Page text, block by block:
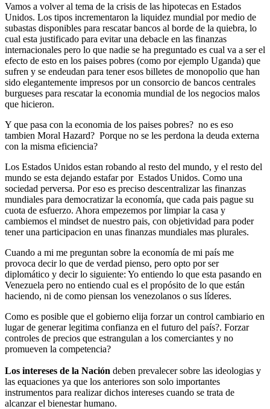
Vamos a volver al tema de la crisis de las hipotecas en Estados
Unidos. Los tipos incrementaron la liquidez mundial por medio de
subastas disponibles para rescatar bancos al borde de la quiebra, lo
cual esta justificado para evitar una debacle en las finanzas
internacionales pero lo que nadie se ha preguntado es cual va a ser el
efecto de esto en los paises pobres (como por ejemplo Uganda) que
sufren y se endeudan para tener esos billetes de monopolio que han
sido elegantemente impresos por un consorcio de bancos centrales
burgueses para rescatar la economia mundial de los negocios malos
que hicieron.
Y que pasa con la economia de los paises pobres? no es eso
tambien Moral Hazard? Porque no se les perdona la deuda externa
con la misma eficiencia?
Los Estados Unidos estan robando al resto del mundo, y el resto del
mundo se esta dejando estafar por Estados Unidos. Como una
sociedad perversa. Por eso es preciso descentralizar las finanzas
mundiales para democratizar la economía, que cada pais pague su
cuota de esfuerzo. Ahora empezemos por limpiar la casa y
cambiemos el mindset de nuestro pais, con objetividad para poder
tener una participacion en unas finanzas mundiales mas plurales.
Cuando a mi me preguntan sobre la economía de mi país me
provoca decir lo que de verdad pienso, pero opto por ser
diplomático y decir lo siguiente: Yo entiendo lo que esta pasando en
Venezuela pero no entiendo cual es el propósito de lo que están
haciendo, ni de como piensan los venezolanos o sus líderes.
Como es posible que el gobierno elija forzar un control cambiario en
lugar de generar legitima confianza en el futuro del país?. Forzar
controles de precios que estrangulan a los comerciantes y no
promueven la competencia?
Los intereses de la Nación deben prevalecer sobre las ideologias y
las equaciones ya que los anteriores son solo importantes
instrumentos para realizar dichos intereses cuando se trata de
alcanzar el bienestar humano.